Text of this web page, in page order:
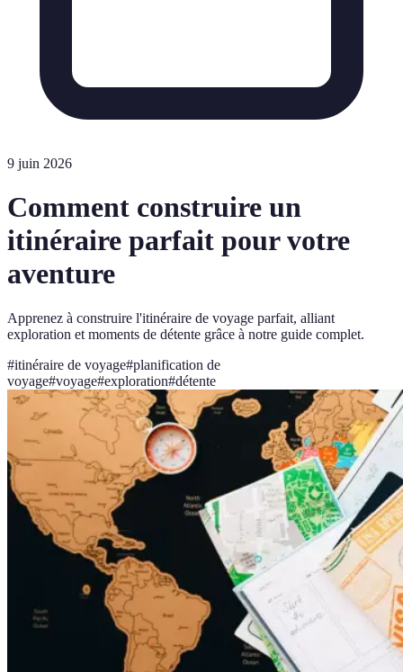
9 juin 2026
Comment construire un
itinéraire parfait pour votre
aventure
Apprenez à construire l'itinéraire de voyage parfait, alliant
exploration et moments de détente grâce à notre guide complet.
#itinéraire de voyage#planification de
voyage#voyage#exploration#détente